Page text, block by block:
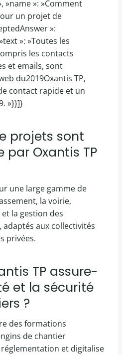
»name »: »Comment
un projet de
»:
»: »Toutes les
les contacts
et emails, sont
du2019Oxantis TP,
contact rapide et un
»}}]}
projets sont
par Oxantis TP
une large gamme de
la voirie,
la gestion des
aux collectivités
privées.
TP assure-
et la sécurité
?
des formations
de chantier
et digitalise